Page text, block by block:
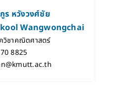
ร หวังวงศ์ชัย
Wangwongchai
ควิชาคณิตศาสตร์
8825